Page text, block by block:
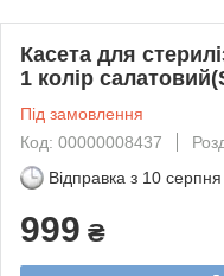
Касета для
1 колір
Під замовлення
Код: 00000008437
Відправка з 10
999 ₴